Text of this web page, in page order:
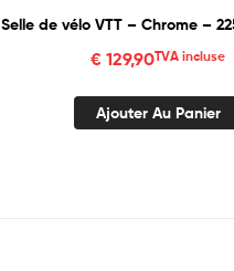
Selle de vélo VTT – Chrome –
€ 129,90TVA incluse
Ajouter Au Panier